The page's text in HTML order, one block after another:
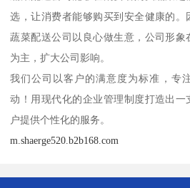
选，让消费者能够购买到安全健康的
蔬菜配送公司以良心做生意，公司形
为主，扩大公司影响。
我们公司以客户的满意度为标准，专
动！用现代化的企业管理制度打造出
户提供个性化的服务。
m.shaerge520.b2b168.com